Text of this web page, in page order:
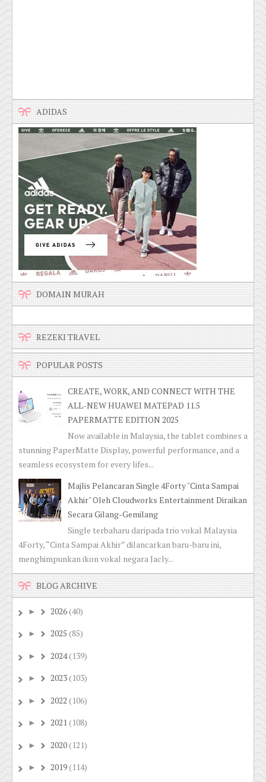
ADIDAS
DOMAIN MURAH
REZEKI TRAVEL
POPULAR POSTS
CREATE, WORK, AND CONNECT WITH THE
ALL-NEW HUAWEI MATEPAD 11.5
PAPERMATTE EDITION 2025
Now available in Malaysia, the tablet combines a
stunning PaperMatte Display, powerful performance, and a
seamless ecosystem for every lifes...
Majlis Pelancaran Single 4Forty "Cinta Sampai
Akhir" Oleh Cloudworks Entertainment Diraikan
Secara Gilang-Gemilang
Single terbaharu daripada trio vokal Malaysia
4Forty, “Cinta Sampai Akhir” dilancarkan baru-baru ini,
menghimpunkan ikon vokal negara Jacly...
BLOG ARCHIVE
► 2026(40)
► 2025 (85)
► 2024(139)
► 2023(103)
► 2022 (106)
► 2021(108)
► 2020(121)
► 2019(114)